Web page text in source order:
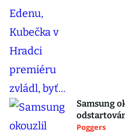
Samsung
Poggers